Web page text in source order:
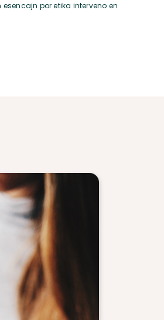
por etika interveno en